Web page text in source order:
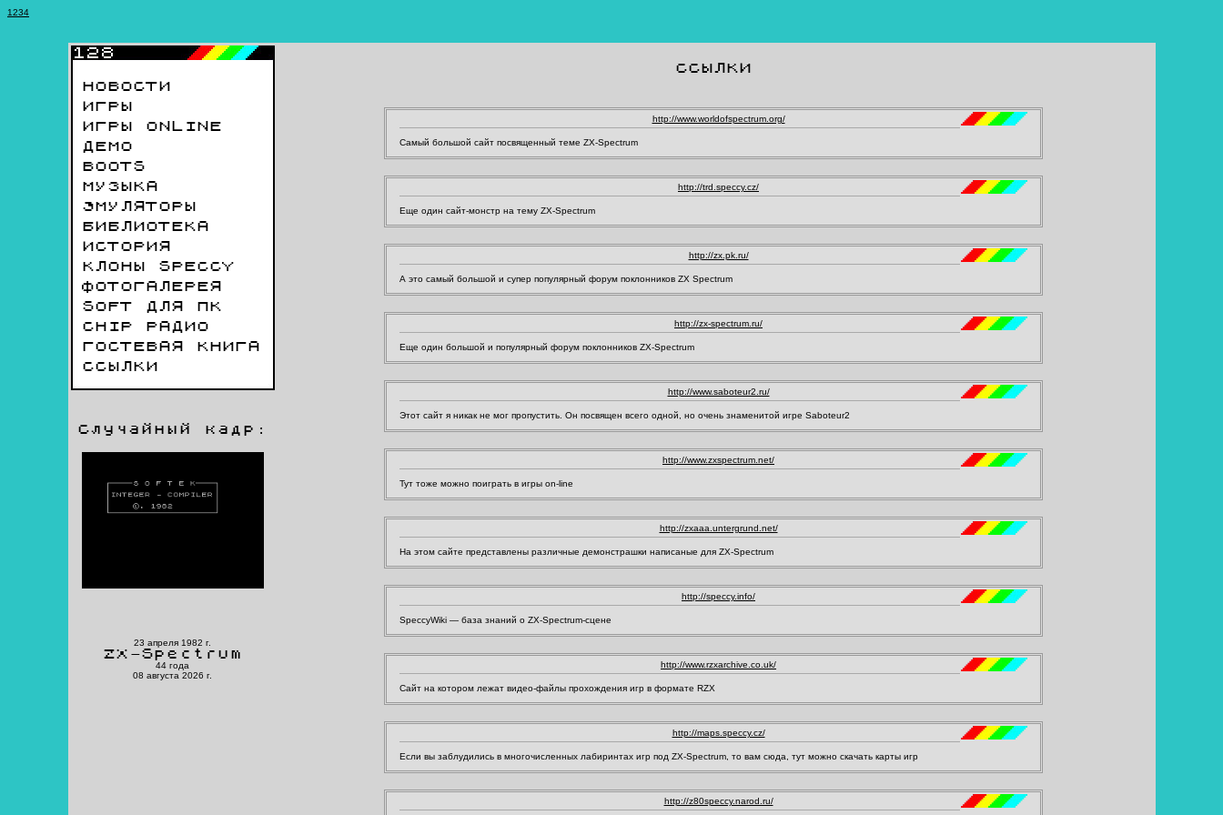
1234
НОВОСТИ
ИГРЫ
ИГРЫ ONLINE
ДЕМО
BOOTS
МУЗЫКА
ЭМУЛЯТОРЫ
БИБЛИОТЕКА
ИСТОРИЯ
КЛОНЫ SPECCY
ФОТОГАЛЕРЕЯ
SOFT ДЛЯ ПК
CHIP РАДИО
ГОСТЕВАЯ КНИГА
ССЫЛКИ
Случайный кадр:
23 апреля 1982 г.
ZX-Spectrum
44 года
08 августа 2026 г.
ССЫЛКИ
http://www.worldofspectrum.org/
Самый большой сайт посвященный теме ZX-Spectrum
http://trd.speccy.cz/
Еще один сайт-монстр на тему ZX-Spectrum
http://zx.pk.ru/
А это самый большой и супер популярный форум поклонников ZX Spectrum
http://zx-spectrum.ru/
Еще один большой и популярный форум поклонников ZX-Spectrum
http://www.saboteur2.ru/
Этот сайт я никак не мог пропустить. Он посвящен всего одной, но очень знаменитой игре Saboteur2
http://www.zxspectrum.net/
Тут тоже можно поиграть в игры on-line
http://zxaaa.untergrund.net/
На этом сайте представлены различные демонстрашки написаные для ZX-Spectrum
http://speccy.info/
SpeccyWiki — база знаний о ZX-Spectrum-сцене
http://www.rzxarchive.co.uk/
Сайт на котором лежат видео-файлы прохождения игр в формате RZX
http://maps.speccy.cz/
Если вы заблудились в многочисленных лабиринтах игр под ZX-Spectrum, то вам сюда, тут можно скачать карты игр
http://z80speccy.narod.ru/